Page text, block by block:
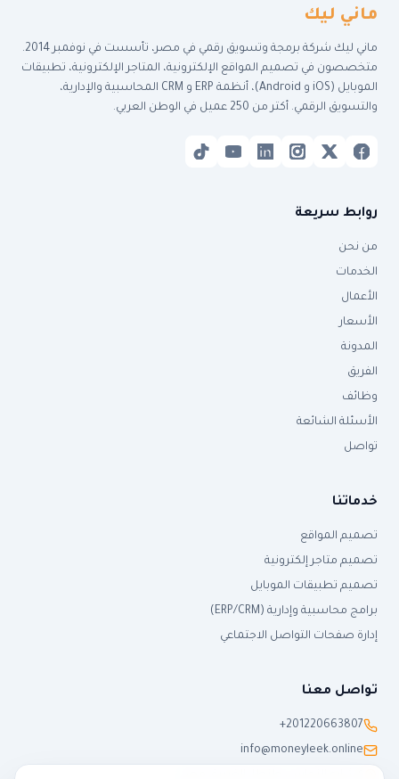
ماني ليك
ماني ليك شركة برمجة وتسويق رقمي في مصر، تأسست في نوفمبر 2014.
متخصصون في تصميم المواقع الإلكترونية، المتاجر الإلكترونية، تطبيقات
الموبايل (iOS و Android)، أنظمة ERP و CRM المحاسبية والإدارية،
والتسويق الرقمي. أكتر من 250 عميل في الوطن العربي.
روابط سريعة
من نحن
الخدمات
الأعمال
الأسعار
المدونة
الفريق
وظائف
الأسئلة الشائعة
تواصل
خدماتنا
تصميم المواقع
تصميم متاجر إلكترونية
تصميم تطبيقات الموبايل
برامج محاسبية وإدارية (ERP/CRM)
إدارة صفحات التواصل الاجتماعي
تواصل معنا
+201220663807
info@moneyleek.online